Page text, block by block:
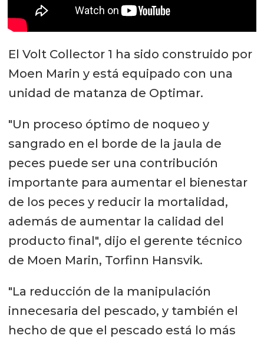
El Volt Collector 1 ha sido construido por
Moen Marin y está equipado con una
unidad de matanza de Optimar.
"Un proceso óptimo de noqueo y
sangrado en el borde de la jaula de
peces puede ser una contribución
importante para aumentar el bienestar
de los peces y reducir la mortalidad,
además de aumentar la calidad del
producto final", dijo el gerente técnico
de Moen Marin, Torfinn Hansvik.
"La reducción de la manipulación
innecesaria del pescado, y también el
hecho de que el pescado está lo más